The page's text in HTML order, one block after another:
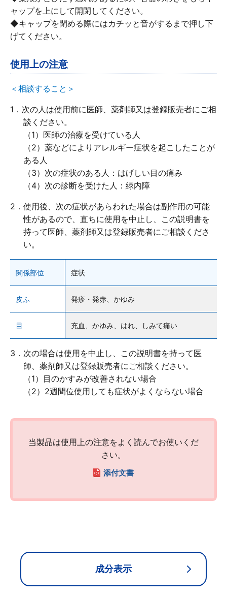
内容を確認しました
商品を買い物かごに入れる
商品を買い物かごに入れる
ロート製薬オンライン 相談窓口
0120-733-610
[受付時間／月～金：10時～16時（土・日・祝、および夏季休業日と年末年始
を除く)]
ャップを上にして開閉してください。
◆キャップを閉める際にはカチッと音がするまで押し下
げてください。
使用上の注意
＜相談すること＞
1．次の人は使用前に医師、薬剤師又は登録販売者にご相
談ください。
（1）医師の治療を受けている人
（2）薬などによりアレルギー症状を起こしたことが
ある人
（3）次の症状のある人：はげしい目の痛み
（4）次の診断を受けた人：緑内障
2．使用後、次の症状があらわれた場合は副作用の可能
性があるので、直ちに使用を中止し、この説明書を
持って医師、薬剤師又は登録販売者にご相談くださ
い。
関係部位 症状
皮ふ 発疹・発赤、かゆみ
目 充血、かゆみ、はれ、しみて痛い
3．次の場合は使用を中止し、この説明書を持って医
師、薬剤師又は登録販売者にご相談ください。
（1）目のかすみが改善されない場合
（2）2週間位使用しても症状がよくならない場合
当製品は使用上の注意をよく読んでお使いくだ
さい。
添付文書
成分表示